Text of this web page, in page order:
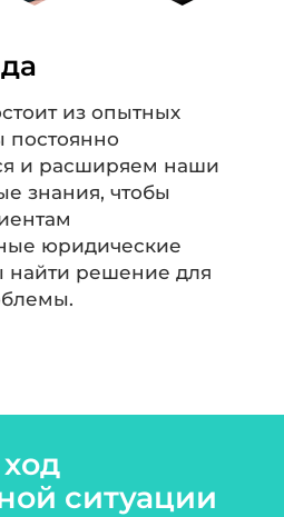
из опытных
постоянно
и расширяем наши
знания, чтобы
юридические
найти решение для
ситуации